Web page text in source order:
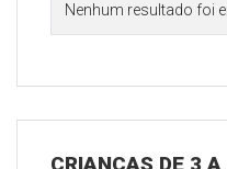
Nenhum resultado foi